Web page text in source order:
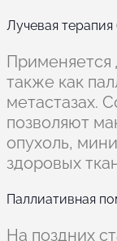
Лучевая
Применяется
также как
метастазах.
позволяют
опухоль,
здоровых
Паллиативная
На поздних